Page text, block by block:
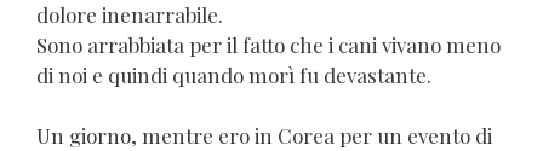
dolore inenarrabile.
Sono arrabbiata per il fatto che i cani vivano meno
di noi e quindi quando morì fu devastante.
Un giorno, mentre ero in Corea per un evento di